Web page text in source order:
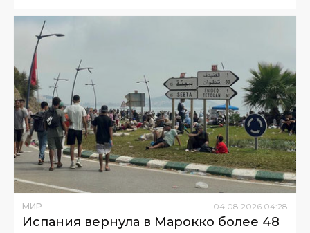
МИР 04.08.2026 04:28
Испания вернула в Марокко более 48